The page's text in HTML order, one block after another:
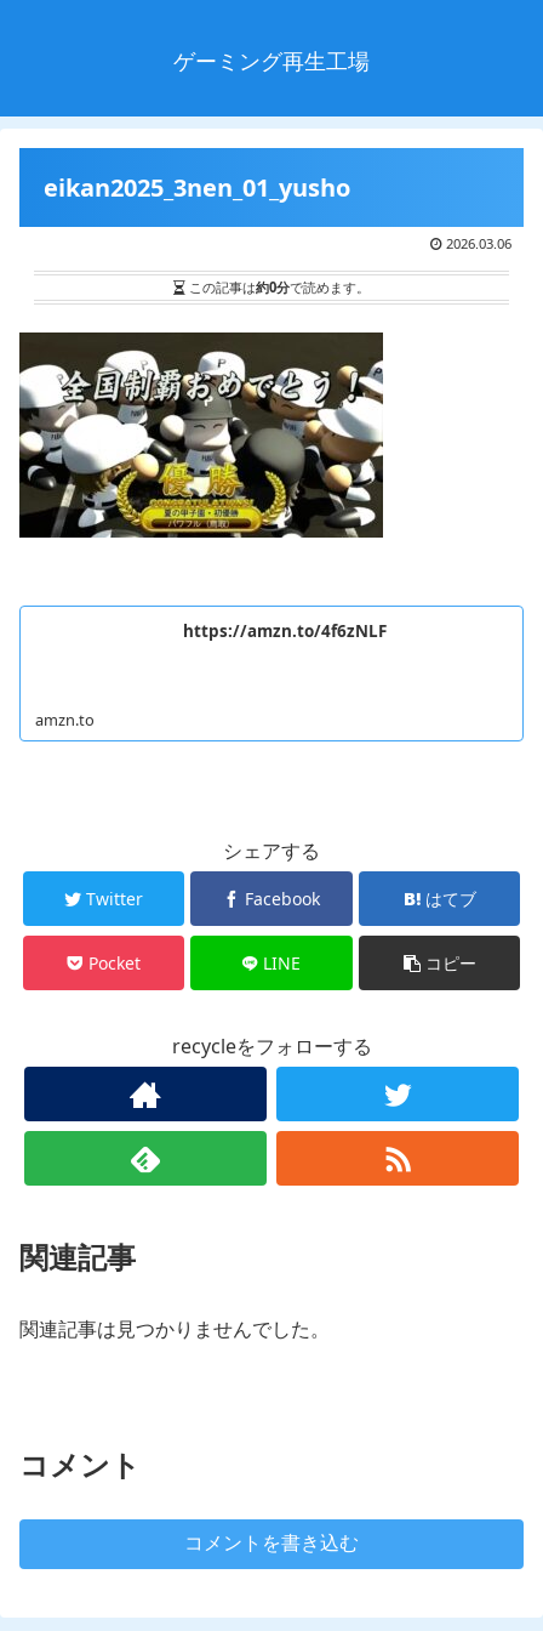
ゲーミング再生工場
eikan2025_3nen_01_yusho
2026.03.06
この記事は約0分で読めます。
https://amzn.to/4f6zNLF
amzn.to
シェアする
Twitter Facebook はてブ
Pocket LINE コピー
recycleをフォローする
関連記事
関連記事は見つかりませんでした。
コメント
コメントを書き込む